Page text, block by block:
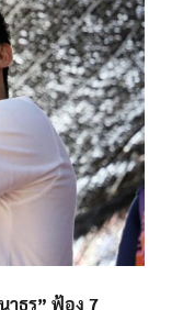
ธร” ฟ้อง 7